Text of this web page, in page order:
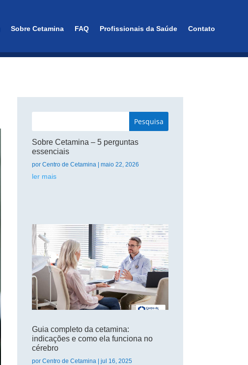
Sobre Cetamina FAQ Profissionais da Saúde Contato
Sobre Cetamina – 5 perguntas
essenciais
por Centro de Cetamina| maio 22, 2026
ler mais
Guia completo da cetamina:
indicações e como ela funciona no
cérebro
por Centro de Cetamina| jul 16, 2025